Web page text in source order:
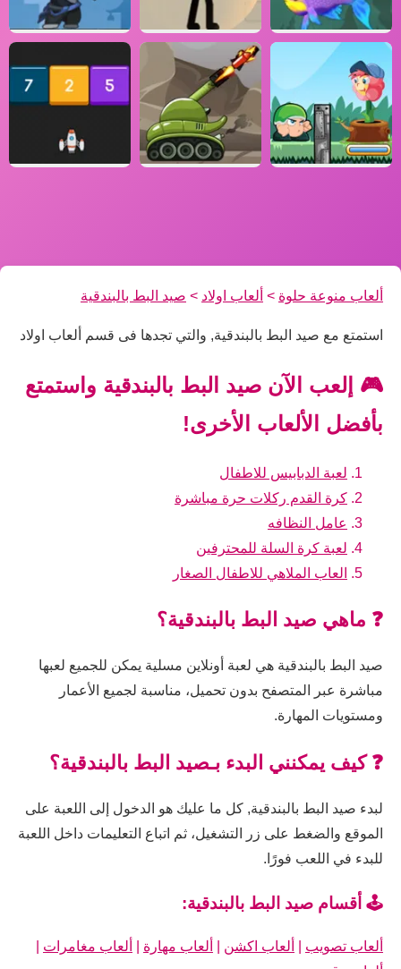
ألعاب منوعة حلوة > ألعاب اولاد > صيد البط بالبندقية
استمتع مع صيد البط بالبندقية, والتي تجدها فى قسم ألعاب اولاد
🎮 إلعب الآن صيد البط بالبندقية واستمتع
بأفضل الألعاب الأخرى!
لعبة الدبابيس للاطفال
كرة القدم ركلات حرة مباشرة
عامل النظافه
لعبة كرة السلة للمحترفين
العاب الملاهي للاطفال الصغار
❓ ماهي صيد البط بالبندقية؟
صيد البط بالبندقية هي لعبة أونلاين مسلية يمكن للجميع لعبها
مباشرة عبر المتصفح بدون تحميل، مناسبة لجميع الأعمار
ومستويات المهارة.
❓ كيف يمكنني البدء بـصيد البط بالبندقية؟
لبدء صيد البط بالبندقية, كل ما عليك هو الدخول إلى اللعبة على
الموقع والضغط على زر التشغيل، ثم اتباع التعليمات داخل اللعبة
للبدء في اللعب فورًا.
🕹️ أقسام صيد البط بالبندقية:
ألعاب تصويب ألعاب اكشن ألعاب مهارة ألعاب مغامرات